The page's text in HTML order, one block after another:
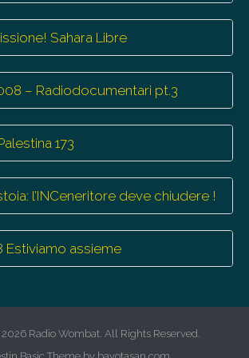
Sahara Libre
– Radiodocumentari pt.3
173
l’INCeneritore deve chiudere !
Estiviamo assieme
Radio Wombat . All Rights Reserved.